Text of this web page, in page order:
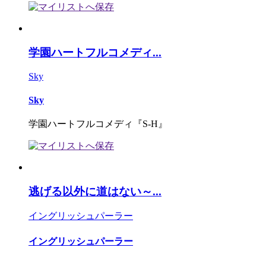
学園ハートフルコメディ...
Sky
Sky
学園ハートフルコメディ『S-H』
逃げる以外に道はない～...
イングリッシュパーラー
イングリッシュパーラー